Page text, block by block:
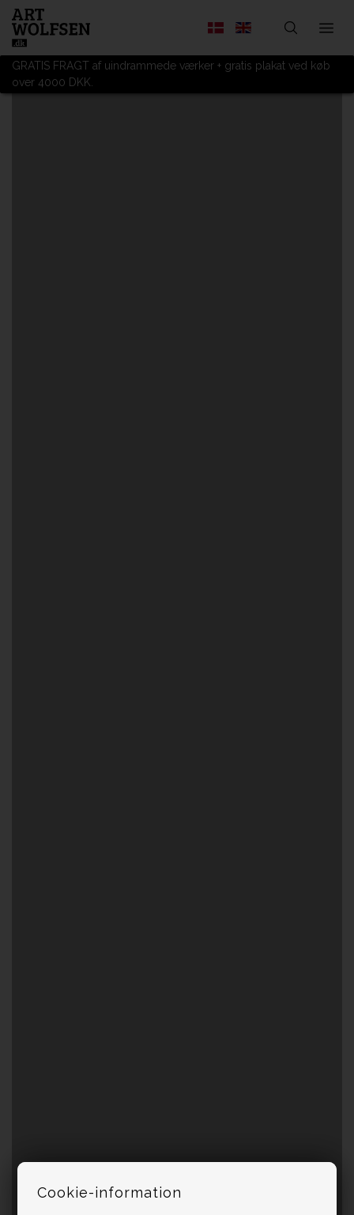
Cookie-information
GRATIS FRAGT af uindrammede værker + gratis plakat ved køb
over 4000 DKK.